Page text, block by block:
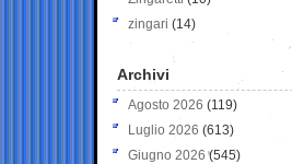
zingari (14)
Archivi
Agosto 2026 (119)
Luglio 2026 (613)
Giugno 2026 (545)